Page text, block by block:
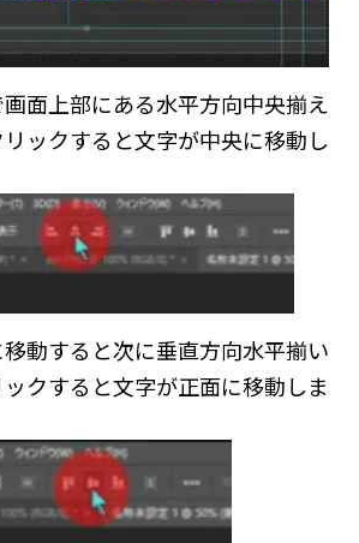
画面上部にある水平方向中央揃え
ックすると文字が中央に移動し
動すると次に垂直方向水平揃い
クすると文字が正面に移動しま